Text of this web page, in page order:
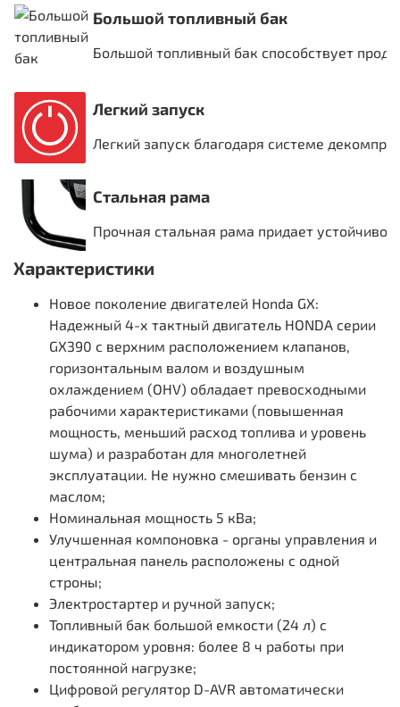
Большой топливный бак
Большой топливный бак способствует
Легкий запуск
Легкий запуск благодаря системе
Стальная рама
Прочная стальная рама придает
Характеристики
Новое поколение двигателей Honda GX:
Надежный 4-х тактный двигатель HONDA серии
GX390 с верхним расположением клапанов,
горизонтальным валом и воздушным
охлаждением (ОНV) обладает превосходными
рабочими характеристиками (повышенная
мощность, меньший расход топлива и уровень
шума) и разработан для многолетней
эксплуатации. Не нужно смешивать бензин с
маслом;
Номинальная мощность 5 кВа;
Улучшенная компоновка - органы управления и
центральная панель расположены с одной
строны;
Электростартер и ручной запуск;
Топливный бак большой емкости (24 л) с
индикатором уровня: более 8 ч работы при
постоянной нагрузке;
Цифровой регулятор D-AVR автоматически